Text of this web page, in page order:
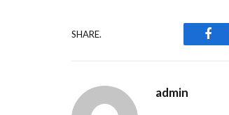
SHARE.
admin